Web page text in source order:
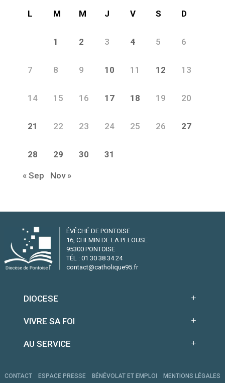
L M M J V S D
1 2 3 4 5 6
7 8 9 10 11 12 13
14 15 16 17 18 19 20
21 22 23 24 25 26 27
28 29 30 31
« Sep Nov »
ÉVÊCHÉ DE PONTOISE
16, CHEMIN DE LA PELOUSE
95300 PONTOISE
TÉL : 01 30 38 34 24
contact@catholique95.fr
DIOCESE
VIVRE SA FOI
AU SERVICE
CONTACT ESPACE PRESSE BÉNÉVOLAT ET EMPLOI MENTIONS LÉGALES